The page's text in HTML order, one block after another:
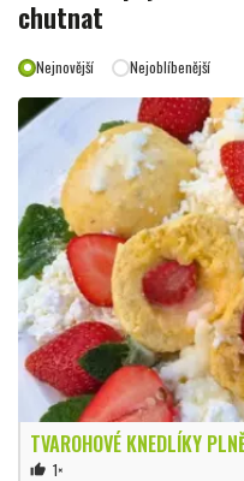
chutnat
Nejnovější Nejoblíbenější
TVAROHOVÉ KNEDLÍKY
thumb_up 1×